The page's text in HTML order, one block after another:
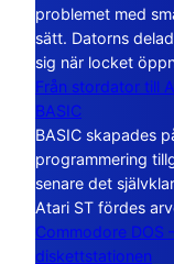
problemet med
sätt. Datorns
sig när locket
Från stordator till
BASIC
BASIC skapades
programmering
senare det
Atari ST fördes
Commodore DOS
diskettstationen